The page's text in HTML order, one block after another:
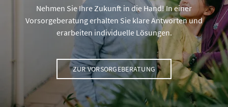
Nehmen Sie Ihre Zukunft in die Hand! In einer
Vorsorgeberatung erhalten Sie klare Antworten und
erarbeiten individuelle Lösungen.
ZUR VORSORGEBERATUNG